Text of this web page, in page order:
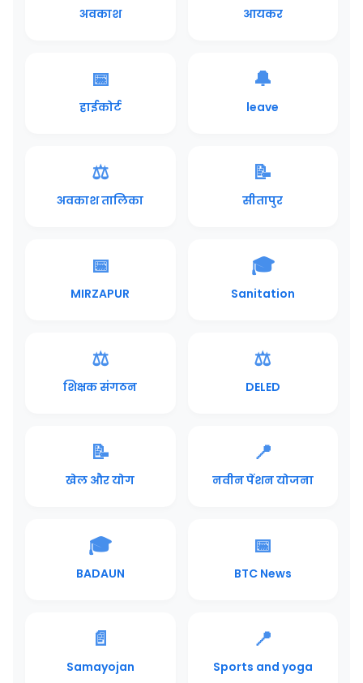
अवकाश आयकर
📅
हाईकोर्ट
🔔
leave
⚖️
अवकाश तालिका
📝
सीतापुर
📅
MIRZAPUR
🎓
Sanitation
⚖️
शिक्षक संगठन
⚖️
DELED
📝
खेल और योग
📍
नवीन पेंशन योजना
🎓
BADAUN
📅
BTC News
📄
Samayojan
📍
Sports and yoga